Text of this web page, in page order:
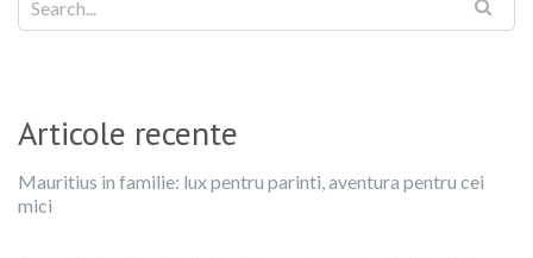
Articole recente
Mauritius in familie: lux pentru parinti, aventura pentru cei
mici